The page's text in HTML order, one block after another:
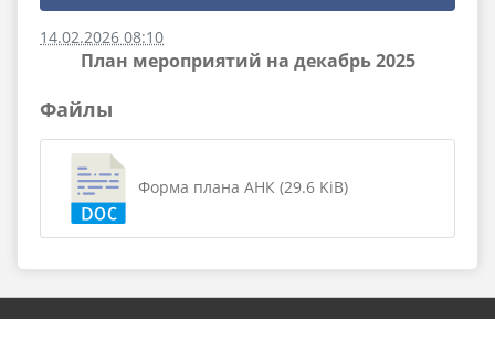
14.02.2026 08:10
План мероприятий на декабрь 2025
Файлы
Форма плана АНК (29.6 KiB)